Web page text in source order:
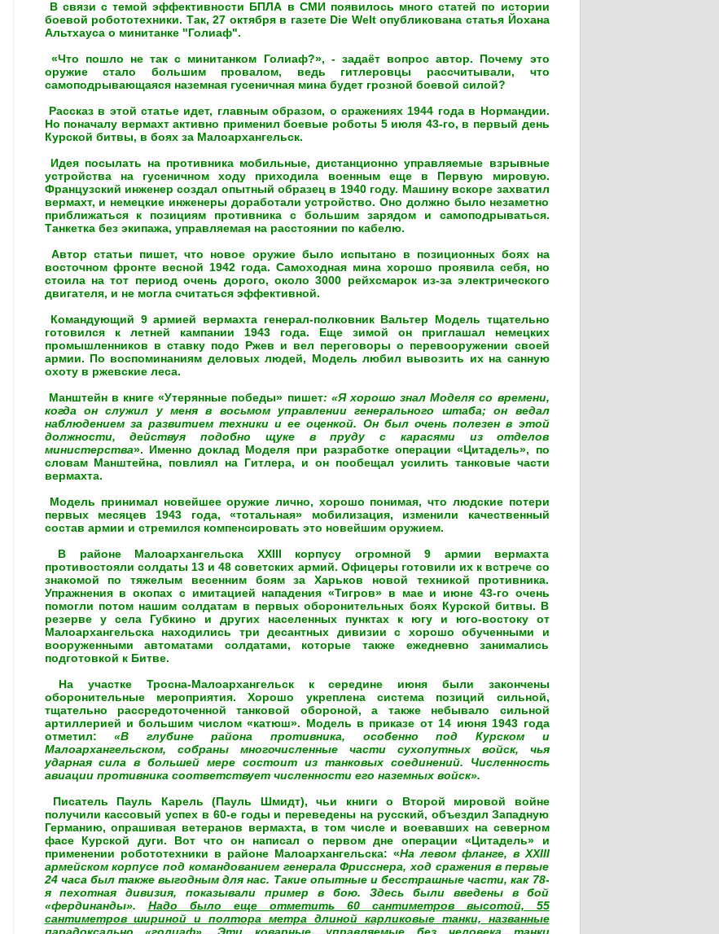
В связи с темой эффективности БПЛА в СМИ появилось много статей по истории
боевой робототехники. Так, 27 октября в газете Die Welt опубликована статья Йохана
Альтхауса о минитанке "Голиаф".
«Что пошло не так с минитанком Голиаф?», - задаёт вопрос автор. Почему это
оружие стало большим провалом, ведь гитлеровцы рассчитывали, что
самоподрывающаяся наземная гусеничная мина будет грозной боевой силой?
Рассказ в этой статье идет, главным образом, о сражениях 1944 года в Нормандии.
Но поначалу вермахт активно применил боевые роботы 5 июля 43-го, в первый день
Курской битвы, в боях за Малоархангельск.
Идея посылать на противника мобильные, дистанционно управляемые взрывные
устройства на гусеничном ходу приходила военным еще в Первую мировую.
Французский инженер создал опытный образец в 1940 году. Машину вскоре захватил
вермахт, и немецкие инженеры доработали устройство. Оно должно было незаметно
приближаться к позициям противника с большим зарядом и самоподрываться.
Танкетка без экипажа, управляемая на расстоянии по кабелю.
Автор статьи пишет, что новое оружие было испытано в позиционных боях на
восточном фронте весной 1942 года. Самоходная мина хорошо проявила себя, но
стоила на тот период очень дорого, около 3000 рейхсмарок из-за электрического
двигателя, и не могла считаться эффективной.
Командующий 9 армией вермахта генерал-полковник Вальтер Модель тщательно
готовился к летней кампании 1943 года. Еще зимой он приглашал немецких
промышленников в ставку подо Ржев и вел переговоры о перевооружении своей
армии. По воспоминаниям деловых людей, Модель любил вывозить их на санную
охоту в ржевские леса.
Манштейн в книге «Утерянные победы» пишет: «Я хорошо знал Моделя со времени,
когда он служил у меня в восьмом управлении генерального штаба; он ведал
наблюдением за развитием техники и ее оценкой. Он был очень полезен в этой
должности, действуя подобно щуке в пруду с карасями из отделов
министерства». Именно доклад Моделя при разработке операции «Цитадель», по
словам Манштейна, повлиял на Гитлера, и он пообещал усилить танковые части
вермахта.
Модель принимал новейшее оружие лично, хорошо понимая, что людские потери
первых месяцев 1943 года, «тотальная» мобилизация, изменили качественный
состав армии и стремился компенсировать это новейшим оружием.
В районе Малоархангельска XXIII корпусу огромной 9 армии вермахта
противостояли солдаты 13 и 48 советских армий. Офицеры готовили их к встрече со
знакомой по тяжелым весенним боям за Харьков новой техникой противника.
Упражнения в окопах с имитацией нападения «Тигров» в мае и июне 43-го очень
помогли потом нашим солдатам в первых оборонительных боях Курской битвы. В
резерве у села Губкино и других населенных пунктах к югу и юго-востоку от
Малоархангельска находились три десантных дивизии с хорошо обученными и
вооруженными автоматами солдатами, которые также ежедневно занимались
подготовкой к Битве.
На участке Тросна-Малоархангельск к середине июня были закончены
оборонительные мероприятия. Хорошо укреплена система позиций сильной,
тщательно рассредоточенной танковой обороной, а также небывало сильной
артиллерией и большим числом «катюш». Модель в приказе от 14 июня 1943 года
отметил:«В глубине района противника, особенно под Курском и
Малоархангельском, собраны многочисленные части сухопутных войск, чья
ударная сила в большей мере состоит из танковых соединений. Численность
авиации противника соответствует численности его наземных войск».
Писатель Пауль Карель (Пауль Шмидт), чьи книги о Второй мировой войне
получили кассовый успех в 60-е годы и переведены на русский, объездил Западную
Германию, опрашивая ветеранов вермахта, в том числе и воевавших на северном
фасе Курской дуги. Вот что он написал о первом дне операции «Цитадель» и
применении робототехники в районе Малоархангельска: «На левом фланге, в XXIII
армейском корпусе под командованием генерала Фрисснера, ход сражения в первые
24 часа был также выгодным для нас. Такие опытные и бесстрашные части, как 78-
я пехотная дивизия, показывали пример в бою. Здесь были введены в бой
«фердинанды». Надо было еще отметить 60 сантиметров высотой, 55
сантиметров шириной и полтора метра длиной карликовые танки, названные